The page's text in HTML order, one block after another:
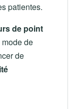
patientes.
de point
de
de